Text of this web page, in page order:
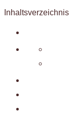
Inhaltsverzeichnis